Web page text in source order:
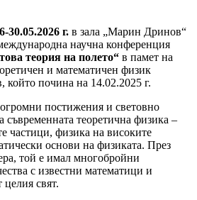
30.05.2026 г. в зала „Марин Дринов“
научна конференция
теория на полето“ в памет на
и математичен физик
който почина на 14.02.2025 г.
постижения и световно
съвременната теоретична физика –
частици, физика на високите
основи на физиката. През
той е имал многобройни
с известни математици и
свят.